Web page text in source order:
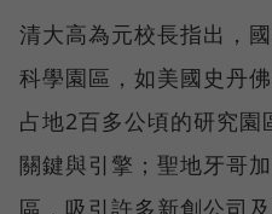
清大高為元校長指出，
科學園區，如美國史丹
占地2百多公頃的研究
關鍵與引擎；聖地牙哥